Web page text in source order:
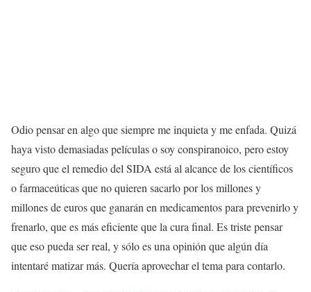
Odio pensar en algo que siempre me inquieta y me enfada. Quizá
haya visto demasiadas películas o soy conspiranoico, pero estoy
seguro que el remedio del SIDA está al alcance de los científicos
o farmaceúticas que no quieren sacarlo por los millones y
millones de euros que ganarán en medicamentos para prevenirlo y
frenarlo, que es más eficiente que la cura final. Es triste pensar
que eso pueda ser real, y sólo es una opinión que algún día
intentaré matizar más. Quería aprovechar el tema para contarlo.